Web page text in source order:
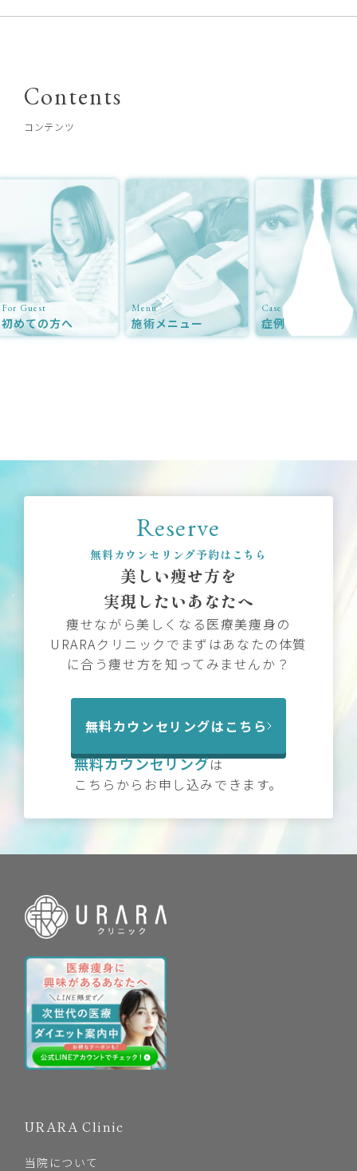
Contents
コンテンツ
For Guest
初めての方へ
Menu
施術メニュー
Case
症例
Reserve
無料カウンセリング予約はこちら
美しい痩せ方を
実現したいあなたへ
痩せながら美しくなる医療美痩身の
URARAクリニックでまずはあなたの体質
に合う痩せ方を知ってみませんか？
無料カウンセリングはこちら
無料カウンセリングは
こちらからお申し込みできます。
URARA Clinic
当院について